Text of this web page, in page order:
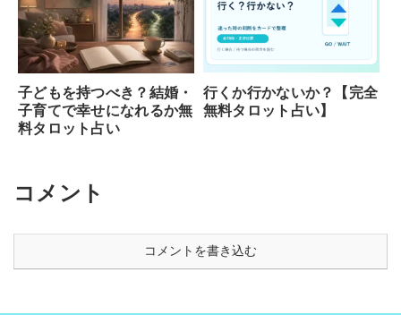
子どもを持つべき？結婚・
子育てで幸せになれるか無
料タロット占い
行くか行かないか？【完全
無料タロット占い】
コメント
コメントを書き込む